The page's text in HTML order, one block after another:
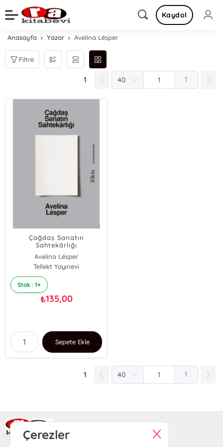
Kaydol
Anasayfa Yazar Avelina Lésper
Filtre
1 1
Çağdaş Sanatın
Sahtekârlığı
Avelina Lésper
Tellekt Yayınevi
Stok : 1+
₺135,00
Sepete Ekle
1 1
Ra Yayın Kitabevi
Çerezler